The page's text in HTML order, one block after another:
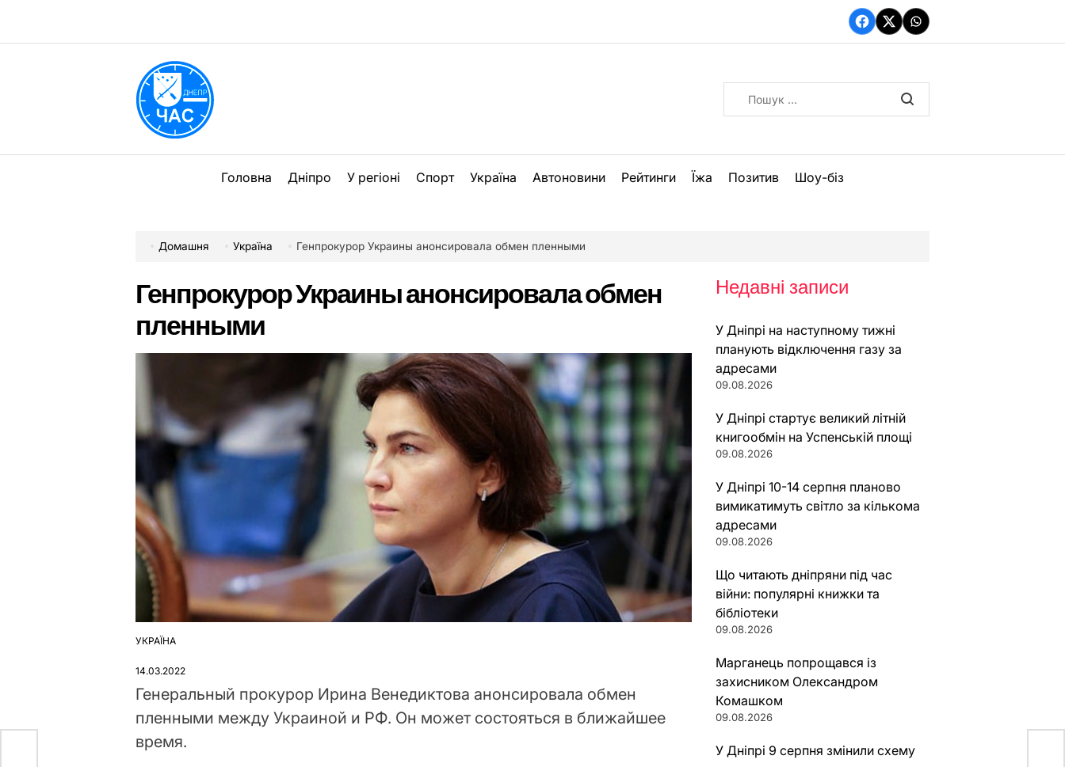
вмісту
Facebook
TwitterWhatsApp
Головна Дніпро У регіоні Спорт Україна Автоновини Рейтинги Їжа Позитив Шоу-біз
Домашня Україна Генпрокурор Украины анонсировала обмен пленными
Генпрокурор Украины анонсировала обмен
пленными
ОПУБЛІКУВАТИ
УКРАЇНА
14.03.2022
Генеральный прокурор Ирина Венедиктова анонсировала обмен
пленными между Украиной и РФ. Он может состояться в ближайшее
время.
Недавні записи
У Дніпрі на наступному тижні
планують відключення газу за
адресами
09.08.2026
У Дніпрі стартує великий літній
книгообмін на Успенській площі
09.08.2026
У Дніпрі 10-14 серпня планово
вимикатимуть світло за кількома
адресами
09.08.2026
Що читають дніпряни під час
війни: популярні книжки та
бібліотеки
09.08.2026
Марганець попрощався із
захисником Олександром
Комашком
09.08.2026
У Дніпрі 9 серпня змінили схему